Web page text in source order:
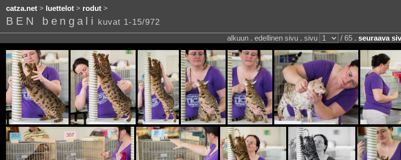
catza.net> luettelot> rodut>
BEN bengali kuvat 1-15/972
alkuun . edellinen sivu . sivu / 65 . seuraava